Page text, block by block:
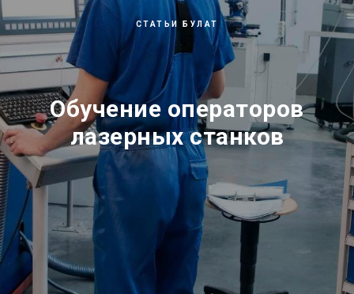
СТАТЬИ БУЛАТ
Обучение операторов
лазерных станков